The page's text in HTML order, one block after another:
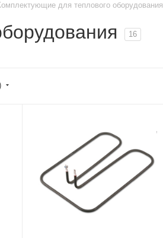
для теплового оборудования
16